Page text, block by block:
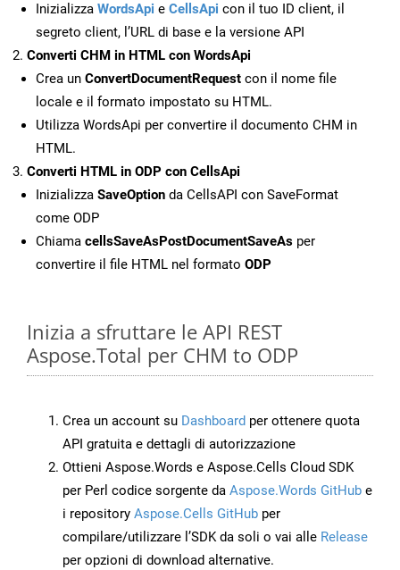
Inizializza WordsApi e CellsApi con il tuo ID client, il
segreto client, l’URL di base e la versione API
Converti CHM in HTML con WordsApi
Crea un ConvertDocumentRequest con il nome file
locale e il formato impostato su HTML.
Utilizza WordsApi per convertire il documento CHM in
HTML.
Converti HTML in ODP con CellsApi
Inizializza SaveOption da CellsAPI con SaveFormat
come ODP
Chiama cellsSaveAsPostDocumentSaveAs per
convertire il file HTML nel formato ODP
Inizia a sfruttare le API REST
Aspose.Total per CHM to ODP
Crea un account su Dashboard per ottenere quota
API gratuita e dettagli di autorizzazione
Ottieni Aspose.Words e Aspose.Cells Cloud SDK
per Perl codice sorgente da Aspose.Words GitHub e
i repository Aspose.Cells GitHub per
compilare/utilizzare l’SDK da soli o vai alle Release
per opzioni di download alternative.